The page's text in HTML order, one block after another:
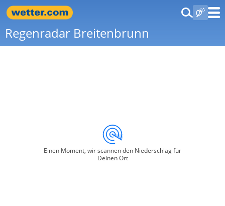
Regenradar Breitenbrunn
Einen Moment, wir scannen den Niederschlag für
Deinen Ort